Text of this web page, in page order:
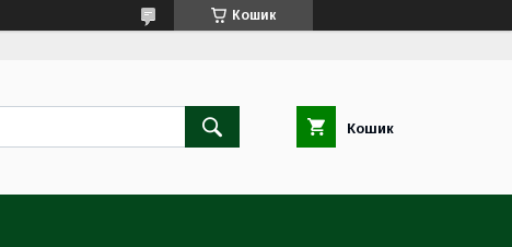
Кошик
Кошик